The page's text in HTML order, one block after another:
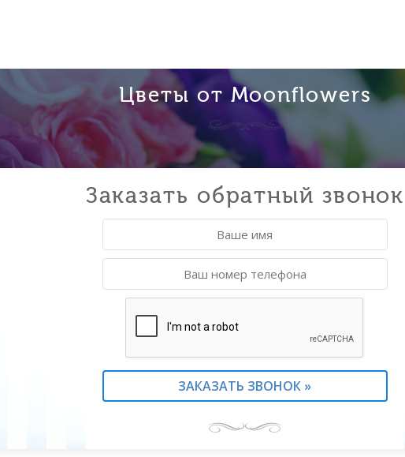
Цветы от Moonflowers
Заказать обратный звонок